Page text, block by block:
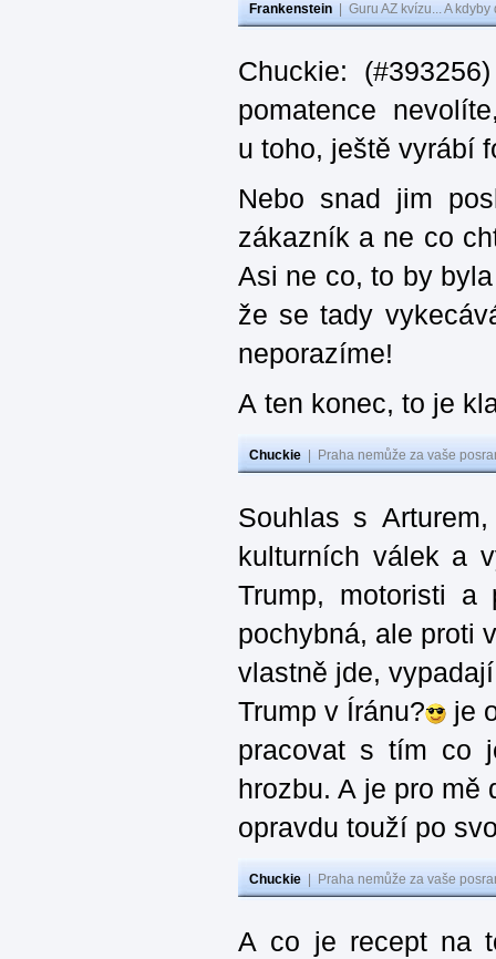
Frankenstein Guru AZ kvízu... A
Chuckie:
pomatence
u toho, ještě vyrábí
Nebo snad jim
zákazník a ne co
Asi ne co, to by
že se tady
neporazíme!
A ten konec, to je
Chuckie Praha nemůže za vaše
Souhlas s
kulturních válek a
Trump, motoristi a
pochybná, ale proti
vlastně jde,
Trump v Íránu?
je
pracovat s tím co
hrozbu. A je pro
opravdu touží po
Chuckie Praha nemůže za vaše
A co je recept na